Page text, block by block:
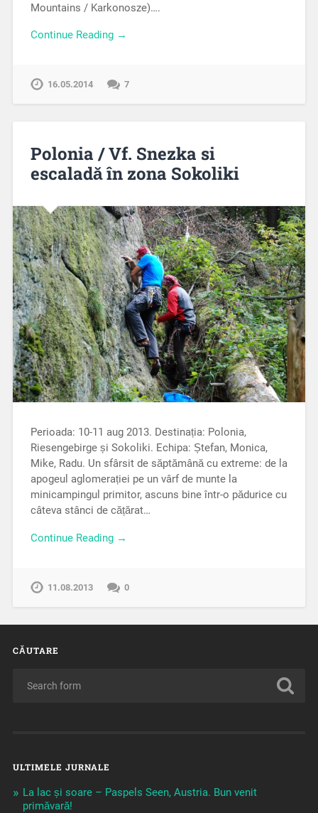
Mountains / Karkonosze)….
Continue Reading →
16.05.2014 7
Polonia / Vf. Snezka si
escaladă în zona Sokoliki
Perioada: 10-11 aug 2013. Destinația: Polonia,
Riesengebirge și Sokoliki. Echipa: Ștefan, Monica,
Mike, Radu. Un sfârsit de săptămână cu extreme: de la
apogeul aglomerației pe un vârf de munte la
minicampingul primitor, ascuns bine într-o pădurice cu
câteva stânci de cățărat…
Continue Reading →
11.08.2013 0
CĂUTARE
ULTIMELE JURNALE
La lac și soare – Paspels Seen, Austria. Bun venit
primăvară!